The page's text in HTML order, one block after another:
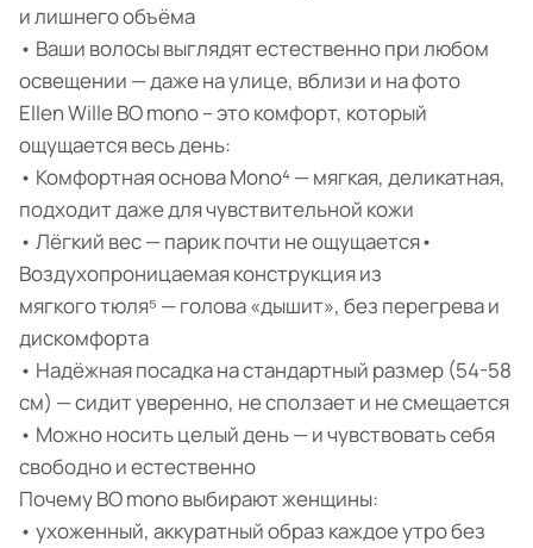
и лишнего объёма
• Ваши волосы выглядят естественно при любом
освещении — даже на улице, вблизи и на фото
Ellen Wille BO mono – это комфорт, который
ощущается весь день:
• Комфортная основа Mono⁴ — мягкая, деликатная,
подходит даже для чувствительной кожи
• Лёгкий вес — парик почти не ощущается•
Воздухопроницаемая конструкция из
мягкого тюля⁵ — голова «дышит», без перегрева и
дискомфорта
• Надёжная посадка на стандартный размер (54-58
см) — сидит уверенно, не сползает и не смещается
• Можно носить целый день — и чувствовать себя
свободно и естественно
Почему BO mono выбирают женщины:
• ухоженный, аккуратный образ каждое утро без